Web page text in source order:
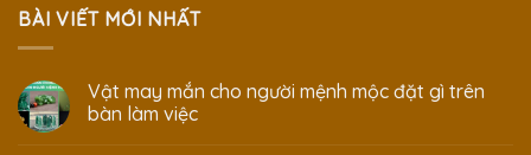
BÀI VIẾT MỚI NHẤT
Vật may mắn cho người mệnh mộc đặt gì trên
bàn làm việc